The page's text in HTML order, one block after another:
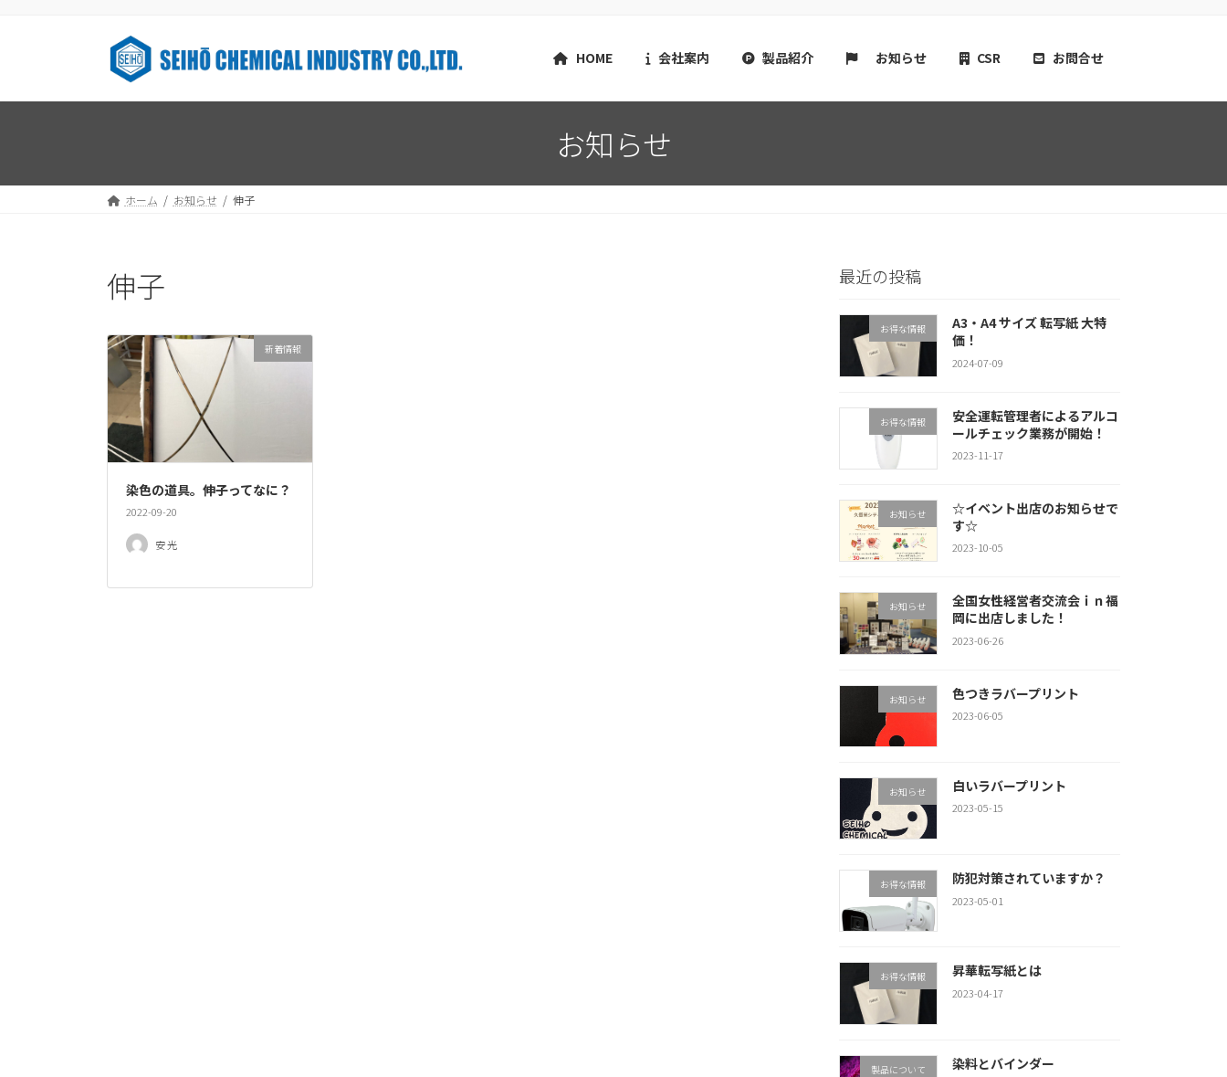
ツ
ッ
シ
移
HOME 会社案内 製品紹介 お知らせ CSR お問合せ
お知らせ
ホーム お知らせ 伸子
伸子
新着情報
染色の道具。伸子ってなに？
2022-09-20
安 光
最近の投稿
お得な情報
A3・A4 サイズ 転写紙 大特
価！
2024-07-09
お得な情報
安全運転管理者によるアルコ
ールチェック業務が開始！
2023-11-17
お知らせ
☆イベント出店のお知らせで
す☆
2023-10-05
お知らせ
全国女性経営者交流会ｉｎ福
岡に出店しました！
2023-06-26
お知らせ 色つきラバープリント
2023-06-05
お知らせ 白いラバープリント
2023-05-15
お得な情報 防犯対策されていますか？
2023-05-01
お得な情報 昇華転写紙とは
2023-04-17
製品について 染料とバインダー